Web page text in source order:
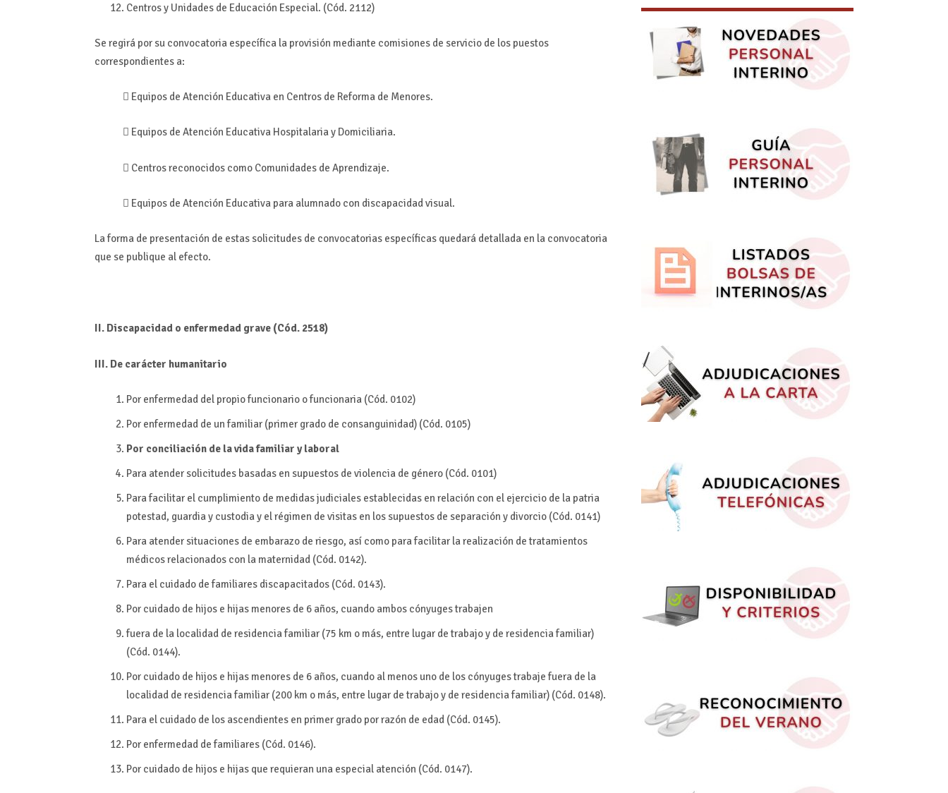
Centros y Unidades de Educación Especial. (Cód. 2112)
Se regirá por su convocatoria específica la provisión mediante comisiones de servicio de los puestos
correspondientes a:
 Equipos de Atención Educativa en Centros de Reforma de Menores.
 Equipos de Atención Educativa Hospitalaria y Domiciliaria.
 Centros reconocidos como Comunidades de Aprendizaje.
 Equipos de Atención Educativa para alumnado con discapacidad visual.
La forma de presentación de estas solicitudes de convocatorias específicas quedará detallada en la convocatoria
que se publique al efecto.
II. Discapacidad o enfermedad grave (Cód. 2518)
III. De carácter humanitario
Por enfermedad del propio funcionario o funcionaria (Cód. 0102)
Por enfermedad de un familiar (primer grado de consanguinidad) (Cód. 0105)
Por conciliación de la vida familiar y laboral
Para atender solicitudes basadas en supuestos de violencia de género (Cód. 0101)
Para facilitar el cumplimiento de medidas judiciales establecidas en relación con el ejercicio de la patria
potestad, guardia y custodia y el régimen de visitas en los supuestos de separación y divorcio (Cód. 0141)
Para atender situaciones de embarazo de riesgo, así como para facilitar la realización de tratamientos
médicos relacionados con la maternidad (Cód. 0142).
Para el cuidado de familiares discapacitados (Cód. 0143).
Por cuidado de hijos e hijas menores de 6 años, cuando ambos cónyuges trabajen
fuera de la localidad de residencia familiar (75 km o más, entre lugar de trabajo y de residencia familiar)
(Cód. 0144).
Por cuidado de hijos e hijas menores de 6 años, cuando al menos uno de los cónyuges trabaje fuera de la
localidad de residencia familiar (200 km o más, entre lugar de trabajo y de residencia familiar) (Cód. 0148).
Para el cuidado de los ascendientes en primer grado por razón de edad (Cód. 0145).
Por enfermedad de familiares (Cód. 0146).
Por cuidado de hijos e hijas que requieran una especial atención (Cód. 0147).